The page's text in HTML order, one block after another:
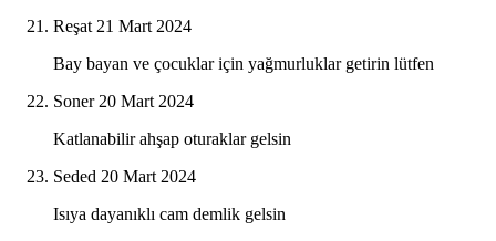
Reşat 21 Mart 2024
Bay bayan ve çocuklar için yağmurluklar getirin lütfen
Soner 20 Mart 2024
Katlanabilir ahşap oturaklar gelsin
Seded 20 Mart 2024
Isıya dayanıklı cam demlik gelsin